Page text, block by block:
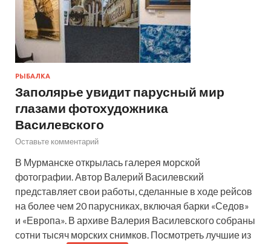
РЫБАЛКА
Заполярье увидит парусный мир
глазами фотохудожника
Василевского
Оставьте комментарий
В Мурманске открылась галерея морской
фотографии. Автор Валерий Василевский
представляет свои работы, сделанные в ходе рейсов
на более чем 20 парусниках, включая барки «Седов»
и «Европа». В архиве Валерия Василевского собраны
сотни тысяч морских снимков. Посмотреть лучшие из